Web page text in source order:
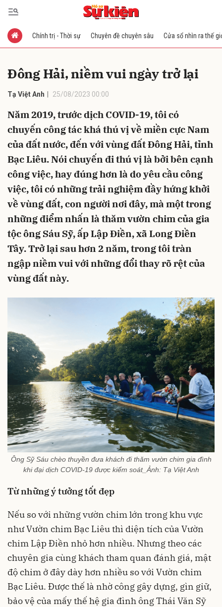
Chính trị - Thời sự Chuyên đề chuyên sâu Cửa sổ nhìn ra thế
Đông Hải, niềm vui ngày trở lại
Tạ Việt Anh 25/08/2023 00:00
Năm 2019, trước dịch COVID-19, tôi có
chuyến công tác khá thú vị về miền cực Nam
của đất nước, đến với vùng đất Đông Hải, tỉnh
Bạc Liêu. Nói chuyến đi thú vị là bởi bên cạnh
công việc, hay đúng hơn là do yêu cầu công
việc, tôi có những trải nghiệm đầy hứng khởi
về vùng đất, con người nơi đây, mà một trong
những điểm nhấn là thăm vườn chim của gia
tộc ông Sáu Sỹ, ấp Lập Điền, xã Long Điền
Tây. Trở lại sau hơn 2 năm, trong tôi tràn
ngập niềm vui với những đổi thay rõ rệt của
vùng đất này.
Ông Sỹ Sáu chèo thuyền đưa khách đi thăm vườn chim gia đình
khi đại dịch COVID-19 được kiểm soát_Ảnh: Tạ Việt Anh
Từ những ý tưởng tốt đẹp
Nếu so với những vườn chim lớn trong khu vực
như Vườn chim Bạc Liêu thì diện tích của Vườn
chim Lập Điền nhỏ hơn nhiều. Nhưng theo các
chuyên gia cùng khách tham quan đánh giá, mật
độ chim ở đây dày hơn nhiều so với Vườn chim
Bạc Liêu. Được thế là nhờ công gây dựng, gìn giữ,
bảo vệ của mấy thế hệ gia đình ông Thái Văn Sỹ
Gửi bình luận
Hủy Gửi